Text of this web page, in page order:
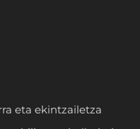
eta ekintzailetza